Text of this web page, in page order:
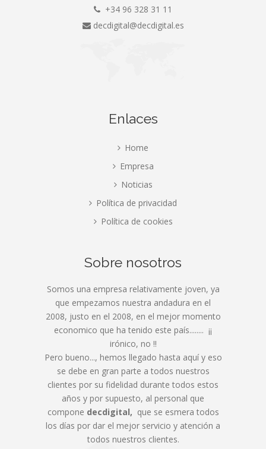
+34 96 328 31 11
decdigital@decdigital.es
Enlaces
Home
Empresa
Noticias
Política de privacidad
Política de cookies
Sobre nosotros
Somos una empresa relativamente joven, ya
que empezamos nuestra andadura en el
2008, justo en el 2008, en el mejor momento
economico que ha tenido este país........ ¡¡
irónico, no !!
Pero bueno..., hemos llegado hasta aquí y eso
se debe en gran parte a todos nuestros
clientes por su fidelidad durante todos estos
años y por supuesto, al personal que
compone decdigital, que se esmera todos
los días por dar el mejor servicio y atención a
todos nuestros clientes.